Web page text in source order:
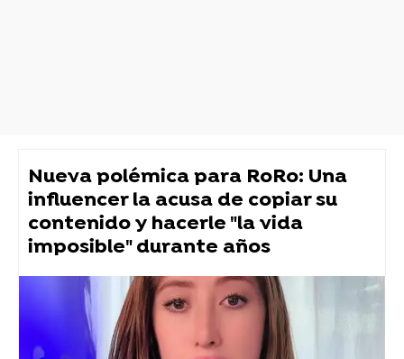
Nueva polémica para RoRo: Una
influencer la acusa de copiar su
contenido y hacerle "la vida
imposible" durante años
streamers